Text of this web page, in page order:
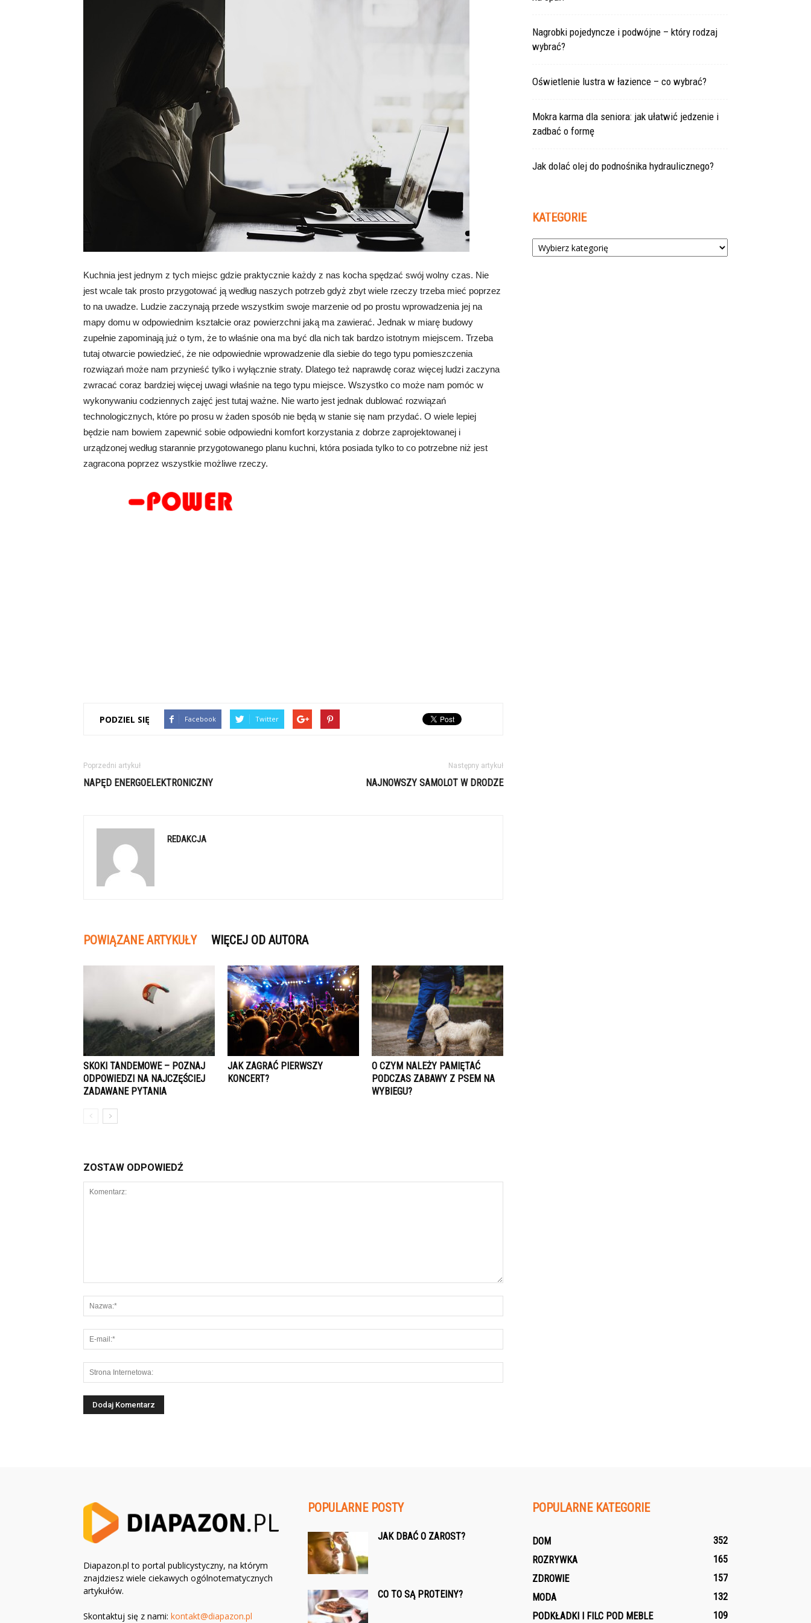
Kuchnia jest jednym z tych miejsc gdzie praktycznie każdy z nas kocha spędzać swój wolny czas. Nie
jest wcale tak prosto przygotować ją według naszych potrzeb gdyż zbyt wiele rzeczy trzeba mieć poprzez
to na uwadze. Ludzie zaczynają przede wszystkim swoje marzenie od po prostu wprowadzenia jej na
mapy domu w odpowiednim kształcie oraz powierzchni jaką ma zawierać. Jednak w miarę budowy
zupełnie zapominają już o tym, że to właśnie ona ma być dla nich tak bardzo istotnym miejscem. Trzeba
tutaj otwarcie powiedzieć, że nie odpowiednie wprowadzenie dla siebie do tego typu pomieszczenia
rozwiązań może nam przynieść tylko i wyłącznie straty. Dlatego też naprawdę coraz więcej ludzi zaczyna
zwracać coraz bardziej więcej uwagi właśnie na tego typu miejsce. Wszystko co może nam pomóc w
wykonywaniu codziennych zajęć jest tutaj ważne. Nie warto jest jednak dublować rozwiązań
technologicznych, które po prosu w żaden sposób nie będą w stanie się nam przydać. O wiele lepiej
będzie nam bowiem zapewnić sobie odpowiedni komfort korzystania z dobrze zaprojektowanej i
urządzonej według starannie przygotowanego planu kuchni, która posiada tylko to co potrzebne niż jest
zagracona poprzez wszystkie możliwe rzeczy.
PODZIEL SIĘ Facebook Twitter
Poprzedni artykuł
NAPĘD ENERGOELEKTRONICZNY
Następny artykuł
NAJNOWSZY SAMOLOT W DRODZE
REDAKCJA
POWIĄZANE ARTYKUŁY WIĘCEJ OD AUTORA
SKOKI TANDEMOWE – POZNAJ
ODPOWIEDZI NA NAJCZĘŚCIEJ
ZADAWANE PYTANIA
JAK ZAGRAĆ PIERWSZY
KONCERT?
O CZYM NALEŻY PAMIĘTAĆ
PODCZAS ZABAWY Z PSEM NA
WYBIEGU?
ZOSTAW ODPOWIEDŹ
Nagrobki pojedyncze i podwójne – który rodzaj
wybrać?
Oświetlenie lustra w łazience – co wybrać?
Mokra karma dla seniora: jak ułatwić jedzenie i
zadbać o formę
Jak dolać olej do podnośnika hydraulicznego?
KATEGORIE
Kategorie
Diapazon.pl to portal publicystyczny, na którym
znajdziesz wiele ciekawych ogólnotematycznych
artykułów.
Skontaktuj się z nami: kontakt@diapazon.pl
POPULARNE POSTY
JAK DBAĆ O ZAROST?
CO TO SĄ PROTEINY?
POPULARNE KATEGORIE
DOM
352
ROZRYWKA
165
ZDROWIE
157
MODA
132
PODKŁADKI I FILC POD MEBLE
109